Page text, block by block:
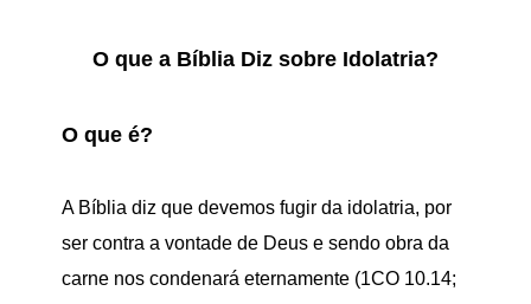
O que a Bíblia Diz sobre Idolatria?
O que é?
A Bíblia diz que devemos fugir da idolatria, por
ser contra a vontade de Deus e sendo obra da
carne nos condenará eternamente (1CO 10.14;